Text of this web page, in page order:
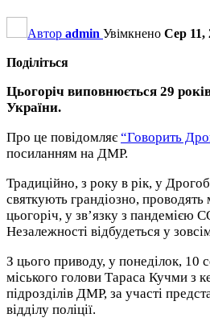
Автор admin Увімкнено Сер 11,
Поділіться
Цьогоріч виповнюється 29
України.
Про це повідомляє “Говорить
посиланням на ДМР.
Традиційно, з року в рік, у
святкують грандіозно, проводять
цьогоріч, у зв’язку з пандемією
Незалежності відбудеться у
З цього приводу, у понеділок, 10
міського голови Тараса Кучми з
підрозділів ДМР, за участі
відділу поліції.